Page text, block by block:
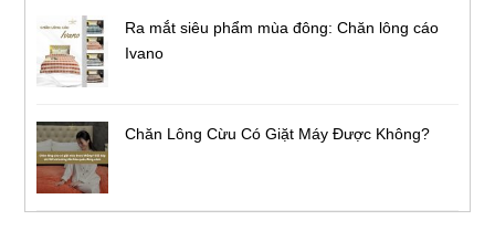
Ra mắt siêu phẩm mùa đông: Chăn lông cáo
Ivano
Chăn Lông Cừu Có Giặt Máy Được Không?